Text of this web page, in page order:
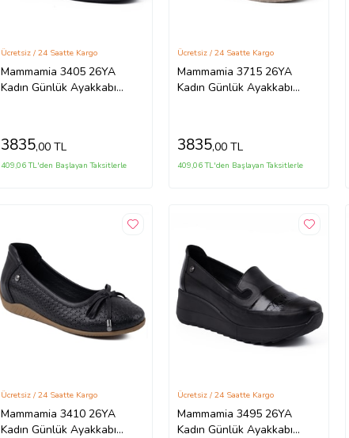
Mammamia 3405 26YA
Kadın Günlük Ayakkabı
Ücretsiz / 24 Saatte Kargo
3835,00 TL
409,06 TL'den Başlayan Taksitlerle
Mammamia 3715 26YA
Kadın Günlük Ayakkabı
Ücretsiz / 24 Saatte Kargo
3835,00 TL
409,06 TL'den Başlayan Taksitlerle
Mammamia 3410 26YA
Kadın Günlük Ayakkabı
Ücretsiz / 24 Saatte Kargo
Mammamia 3495 26YA
Kadın Günlük Ayakkabı
Ücretsiz / 24 Saatte Kargo